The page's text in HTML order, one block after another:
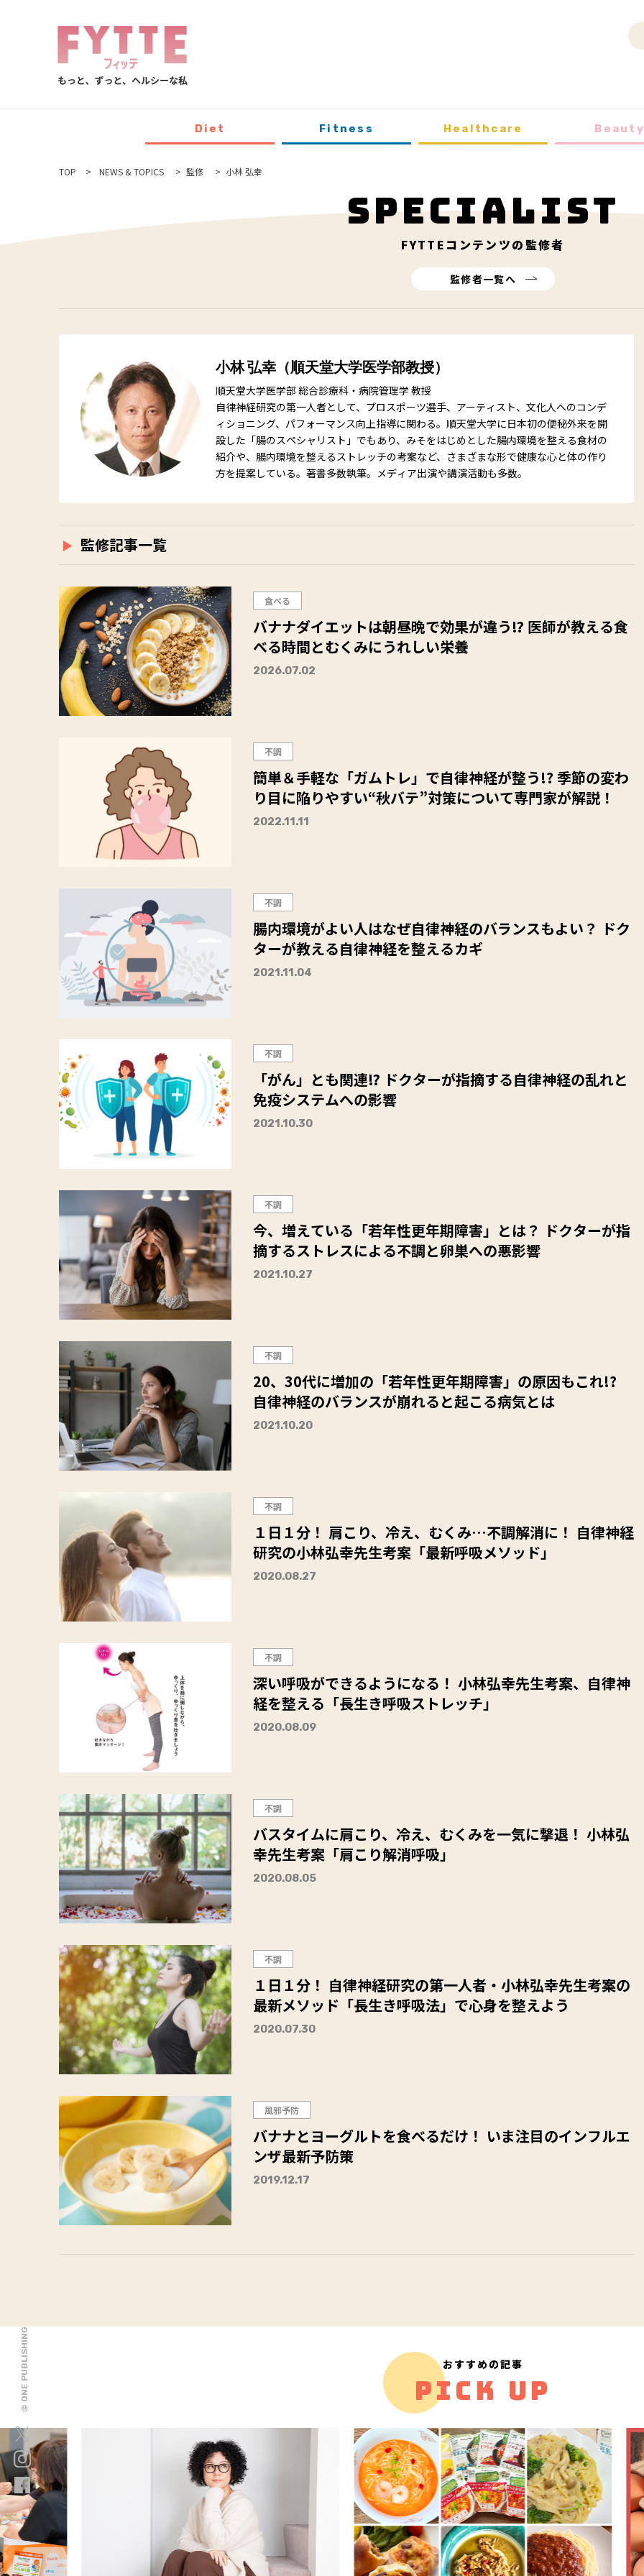
© ONE PUBLISHING
Diet Fitness Healthcare Beauty
TOP NEWS & TOPICS 監修 小林 弘幸
SPECIALIST
FYTTE コンテンツの監修者
監修者一覧へ
小林 弘幸（順天堂大学医学部教授）
順天堂大学医学部 総合診療科・病院管理学 教授
自律神経研究の第一人者として、プロスポーツ選手、アーティスト、文化人へのコンデ
ィショニング、パフォーマンス向上指導に関わる。順天堂大学に日本初の便秘外来を開
設した「腸のスペシャリスト」でもあり、みそをはじめとした腸内環境を整える食材の
紹介や、腸内環境を整えるストレッチの考案など、さまざまな形で健康な心と体の作り
方を提案している。著書多数執筆。メディア出演や講演活動も多数。
監修記事一覧
食べる
バナナダイエットは朝昼晩で効果が違う⁉︎ 医師が教える食
べる時間とむくみにうれしい栄養
2026.07.02
不調
簡単＆手軽な「ガムトレ」で自律神経が整う!? 季節の変わ
り目に陥りやすい“秋バテ”対策について専門家が解説！
2022.11.11
不調
腸内環境がよい人はなぜ自律神経のバランスもよい？ ドク
ターが教える自律神経を整えるカギ
2021.11.04
不調
「がん」とも関連⁉︎ ドクターが指摘する自律神経の乱れと
免疫システムへの影響
2021.10.30
不調
今、増えている「若年性更年期障害」とは？ ドクターが指
摘するストレスによる不調と卵巣への悪影響
2021.10.27
不調
20、30代に増加の「若年性更年期障害」の原因もこれ!?
自律神経のバランスが崩れると起こる病気とは
2021.10.20
不調
１日１分！ 肩こり、冷え、むくみ…不調解消に！ 自律神経
研究の小林弘幸先生考案「最新呼吸メソッド」
2020.08.27
不調
深い呼吸ができるようになる！ 小林弘幸先生考案、自律神
経を整える「長生き呼吸ストレッチ」
2020.08.09
不調
バスタイムに肩こり、冷え、むくみを一気に撃退！ 小林弘
幸先生考案「肩こり解消呼吸」
2020.08.05
不調
１日１分！ 自律神経研究の第一人者・小林弘幸先生考案の
最新メソッド「長生き呼吸法」で心身を整えよう
2020.07.30
風邪予防
バナナとヨーグルトを食べるだけ！ いま注目のインフルエ
ンザ最新予防策
2019.12.17
おすすめの記事
PICK UP